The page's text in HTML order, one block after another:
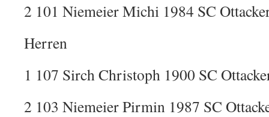
2 101 Niemeier Michi 1984 SC
Herren
1 107 Sirch Christoph 1900 SC
2 103 Niemeier Pirmin 1987 SC